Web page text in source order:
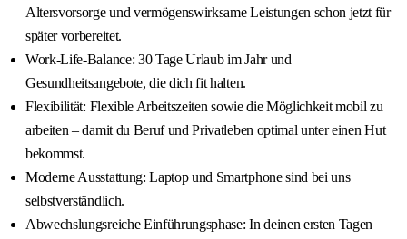
Altersvorsorge und vermögenswirksame Leistungen schon jetzt für
später vorbereitet.
Work-Life-Balance: 30 Tage Urlaub im Jahr und
Gesundheitsangebote, die dich fit halten.
Flexibilität: Flexible Arbeitszeiten sowie die Möglichkeit mobil zu
arbeiten – damit du Beruf und Privatleben optimal unter einen Hut
bekommst.
Moderne Ausstattung: Laptop und Smartphone sind bei uns
selbstverständlich.
Abwechslungsreiche Einführungsphase: In deinen ersten Tagen